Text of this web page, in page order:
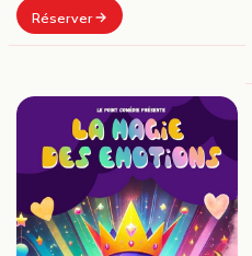
Réserver